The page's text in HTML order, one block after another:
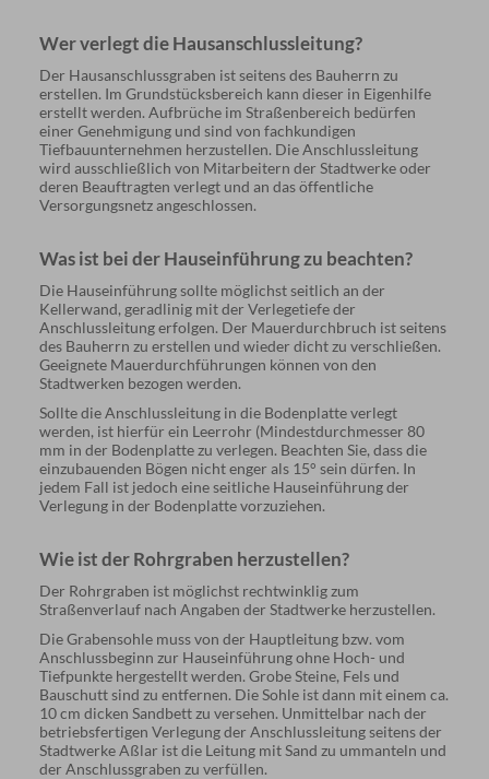
Wer verlegt die Hausanschlussleitung?
Der Hausanschlussgraben ist seitens des Bauherrn zu
erstellen. Im Grundstücksbereich kann dieser in Eigenhilfe
erstellt werden. Aufbrüche im Straßenbereich bedürfen
einer Genehmigung und sind von fachkundigen
Tiefbauunternehmen herzustellen. Die Anschlussleitung
wird ausschließlich von Mitarbeitern der Stadtwerke oder
deren Beauftragten verlegt und an das öffentliche
Versorgungsnetz angeschlossen.
Was ist bei der Hauseinführung zu beachten?
Die Hauseinführung sollte möglichst seitlich an der
Kellerwand, geradlinig mit der Verlegetiefe der
Anschlussleitung erfolgen. Der Mauerdurchbruch ist seitens
des Bauherrn zu erstellen und wieder dicht zu verschließen.
Geeignete Mauerdurchführungen können von den
Stadtwerken bezogen werden.
Sollte die Anschlussleitung in die Bodenplatte verlegt
werden, ist hierfür ein Leerrohr (Mindestdurchmesser 80
mm in der Bodenplatte zu verlegen. Beachten Sie, dass die
einzubauenden Bögen nicht enger als 15° sein dürfen. In
jedem Fall ist jedoch eine seitliche Hauseinführung der
Verlegung in der Bodenplatte vorzuziehen.
Wie ist der Rohrgraben herzustellen?
Der Rohrgraben ist möglichst rechtwinklig zum
Straßenverlauf nach Angaben der Stadtwerke herzustellen.
Die Grabensohle muss von der Hauptleitung bzw. vom
Anschlussbeginn zur Hauseinführung ohne Hoch- und
Tiefpunkte hergestellt werden. Grobe Steine, Fels und
Bauschutt sind zu entfernen. Die Sohle ist dann mit einem ca.
10 cm dicken Sandbett zu versehen. Unmittelbar nach der
betriebsfertigen Verlegung der Anschlussleitung seitens der
Stadtwerke Aßlar ist die Leitung mit Sand zu ummanteln und
der Anschlussgraben zu verfüllen.